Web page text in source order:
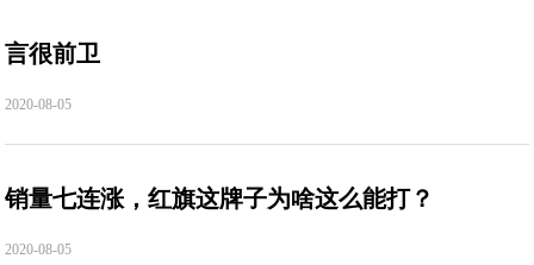
言很前卫
2020-08-05
销量七连涨，红旗这牌子为啥这么能打？
2020-08-05